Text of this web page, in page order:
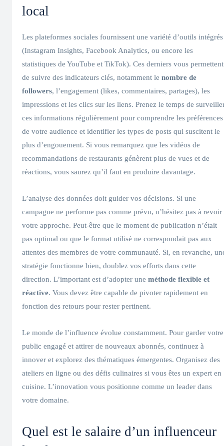
local
Les plateformes sociales fournissent une variété d’outils intégrés
(Instagram Insights, Facebook Analytics, ou encore les
statistiques de YouTube et TikTok). Ces derniers vous permettent
de suivre des indicateurs clés, notamment le nombre de
followers, l’engagement (likes, commentaires, partages), les
impressions et les clics sur les liens. Prenez le temps de
ces informations régulièrement pour comprendre les préférences
de votre audience et identifier les types de posts qui suscitent le
plus d’engouement. Si vous remarquez que les vidéos de
recommandations de restaurants génèrent plus de vues et de
réactions, vous saurez qu’il faut en produire davantage.
L’analyse des données doit guider vos décisions. Si une
campagne ne performe pas comme prévu, n’hésitez pas à revoir
votre approche. Peut-être que le moment de publication n’était
pas optimal ou que le format utilisé ne correspondait pas aux
attentes des membres de votre communauté. Si, en revanche,
stratégie fonctionne bien, doublez vos efforts dans cette
direction. L’important est d’adopter une méthode flexible et
réactive. Vous devez être capable de pivoter rapidement en
fonction des retours pour rester pertinent.
Le monde de l’influence évolue constamment. Pour garder votre
public engagé et attirer de nouveaux abonnés, continuez à
innover et explorez des thématiques émergentes. Organisez des
ateliers en ligne ou des défis culinaires si vous êtes un expert en
cuisine. L’innovation vous positionne comme un leader dans
votre domaine.
Quel est le salaire d’un influenceur